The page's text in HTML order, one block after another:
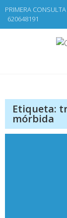
Skip
content
PRIMERA
620648191
Etiqueta:
mórbida